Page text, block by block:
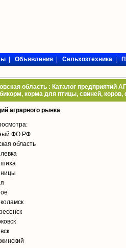
|Объявления|Сельхозтехника|
область : Каталог предприятий
корма для птицы, свиней,
аграрного рынка
ФО РФ
область